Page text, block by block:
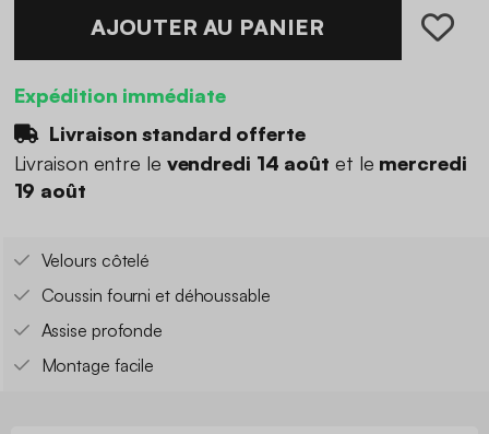
AJOUTER AU PANIER
Expédition immédiate
Livraison standard offerte
Livraison entre le vendredi 14 août et le mercredi
19 août
Velours côtelé
Coussin fourni et déhoussable
Assise profonde
Montage facile